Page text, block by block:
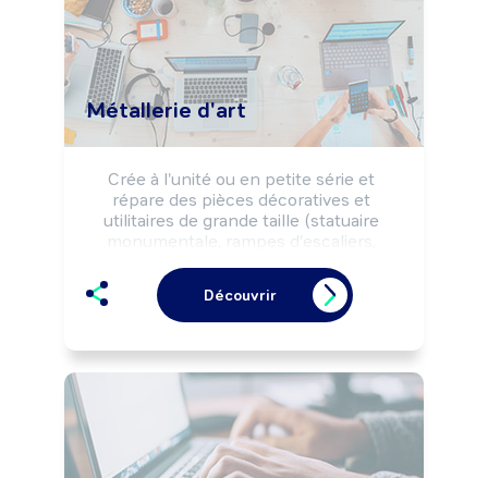
Métallerie d'art
Crée à l'unité ou en petite série et
répare des pièces décoratives et
utilitaires de grande taille (statuaire
monumentale, rampes d'escaliers,
dimension (statues, pièces d'orfèvrerie,
couteaux, armes, clés, serrures
anciennes, ...) en différents métaux
par divers procédés artisanaux de
travail des métaux (usinage, formage,
moulage ...) selon les règles d'hygiène
et de sécurité.
Peut effectuer la restauration d'objets
anciens en métal.
Découvrir